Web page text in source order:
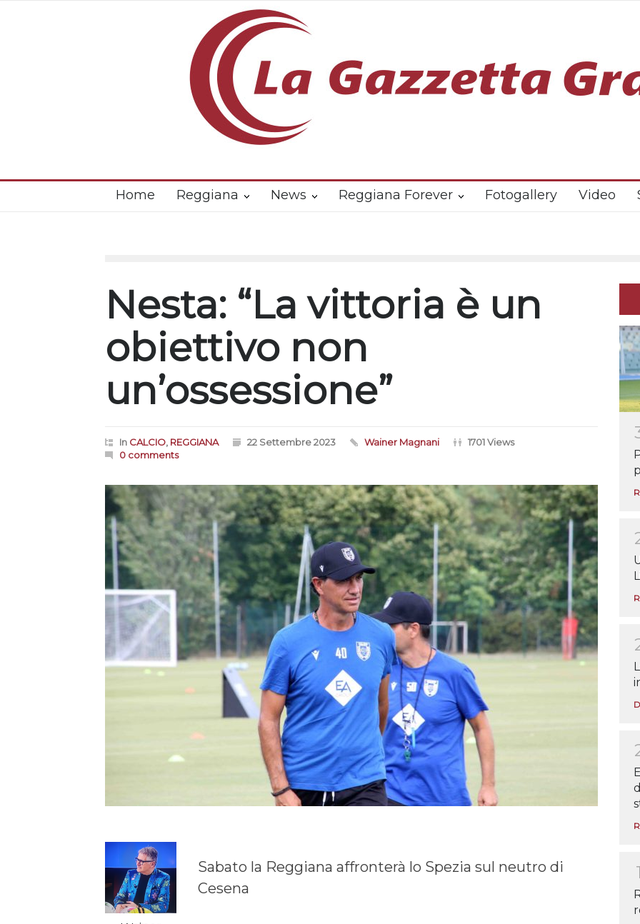
Home Reggiana News Reggiana Forever Fotogallery Video
Nesta: “La vittoria è un
obiettivo non
un’ossessione”
In CALCIO, REGGIANA 22 Settembre 2023 Wainer Magnani
1701 Views
0 comments
Sabato la Reggiana affronterà lo Spezia sul neutro di
Cesena
1